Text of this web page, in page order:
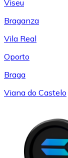
Viseu
Braganza
Vila Real
Oporto
Braga
Viana do Castelo